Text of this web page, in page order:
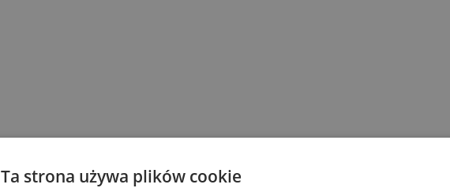
Ta strona używa plików cookie